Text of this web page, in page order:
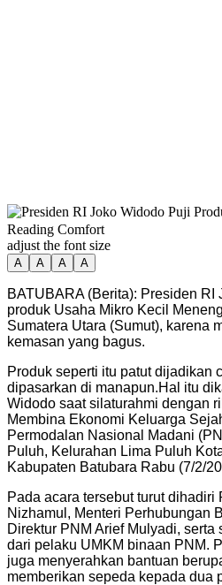
Reading Comfort
adjust the font size
A A A A
BATUBARA (Berita): Presiden RI
produk Usaha Mikro Kecil
Sumatera Utara (Sumut), karena
kemasan yang bagus.
Produk seperti itu patut dijadikan
dipasarkan di manapun.Hal itu
Widodo saat silaturahmi dengan
Membina Ekonomi Keluarga
Permodalan Nasional Madani
Puluh, Kelurahan Lima Puluh
Kabupaten Batubara Rabu (7/2/
Pada acara tersebut turut dihadiri
Nizhamul, Menteri Perhubungan
Direktur PNM Arief Mulyadi,
dari pelaku UMKM binaan PNM.
juga menyerahkan bantuan
memberikan sepeda kepada dua